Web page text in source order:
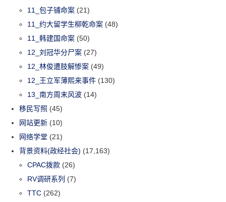
11_包子铺命案 (21)
11_约大留学生柳乾命案 (48)
11_韩建国命案 (50)
12_刘冠华分尸案 (27)
12_林俊遭肢解惨案 (49)
12_王立军薄熙来事件 (130)
13_南方周末风波 (14)
移民写照 (45)
网站更新 (10)
网络学堂 (21)
背景资料(政经社会) (17,163)
CPAC拨款 (26)
RV调研系列 (7)
TTC (262)